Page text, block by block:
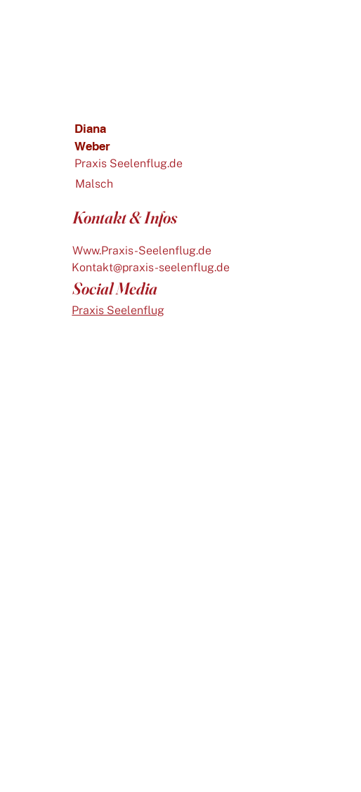
Diana
Weber
Praxis Seelenflug.de
Malsch
Kontakt & Infos
Www.Praxis-Seelenflug.de
Kontakt@praxis-seelenflug.de
Social Media
Praxis Seelenflug